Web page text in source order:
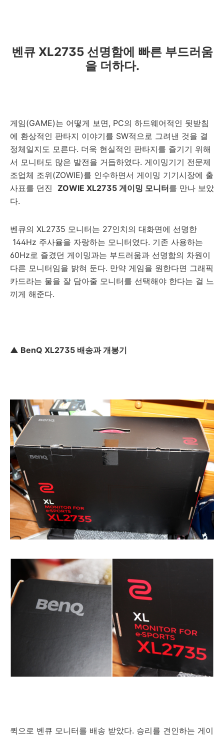
벤큐 XL2735 선명함에 빠른 부드러움
을 더하다.
게임(GAME)는 어떻게 보면, PC의 하드웨어적인 뒷받침
에 환상적인 판타지 이야기를 SW적으로 그려낸 것을 결
정체일지도 모른다. 더욱 현실적인 판타지를 즐기기 위해
서 모니터도 많은 발전을 거듭하였다. 게이밍기기 전문제
조업체 조위(ZOWIE)를 인수하면서 게이밍 기기시장에 출
사표를 던진 ZOWIE XL2735 게이밍 모니터를 만나 보았
다.
벤큐의 XL2735 모니터는 27인치의 대화면에 선명한
144Hz 주사율을 자랑하는 모니터였다. 기존 사용하는
60Hz로 즐겼던 게이밍과는 부드러움과 선명함의 차원이
다른 모니터임을 밝혀 둔다. 만약 게임을 원한다면 그래픽
카드라는 물을 잘 담아줄 모니터를 선택해야 한다는 걸 느
끼게 해준다.
▲ BenQ XL2735 배송과 개봉기
퀵으로 벤큐 모니터를 배송 받았다. 승리를 견인하는 게이